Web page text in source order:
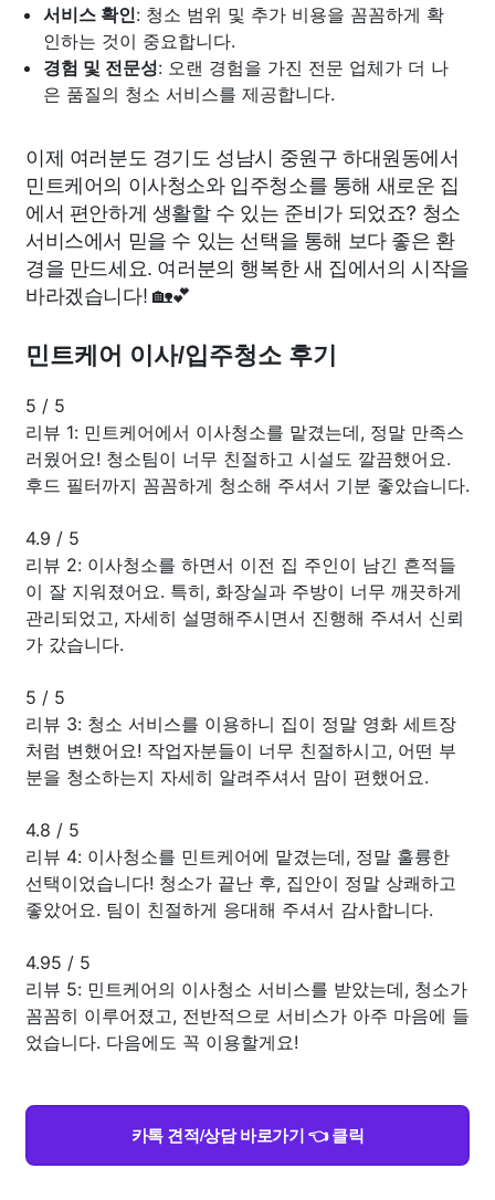
서비스 확인: 청소 범위 및 추가 비용을 꼼꼼하게 확
인하는 것이 중요합니다.
경험 및 전문성: 오랜 경험을 가진 전문 업체가 더 나
은 품질의 청소 서비스를 제공합니다.
이제 여러분도 경기도 성남시 중원구 하대원동에서
민트케어의 이사청소와 입주청소를 통해 새로운 집
에서 편안하게 생활할 수 있는 준비가 되었죠? 청소
서비스에서 믿을 수 있는 선택을 통해 보다 좋은 환
경을 만드세요. 여러분의 행복한 새 집에서의 시작을
바라겠습니다! 🏡💕
민트케어 이사/입주청소 후기
5 / 5
리뷰 1: 민트케어에서 이사청소를 맡겼는데, 정말 만족스
러웠어요! 청소팀이 너무 친절하고 시설도 깔끔했어요.
후드 필터까지 꼼꼼하게 청소해 주셔서 기분 좋았습니다.
4.9 / 5
리뷰 2: 이사청소를 하면서 이전 집 주인이 남긴 흔적들
이 잘 지워졌어요. 특히, 화장실과 주방이 너무 깨끗하게
관리되었고, 자세히 설명해주시면서 진행해 주셔서 신뢰
가 갔습니다.
5 / 5
리뷰 3: 청소 서비스를 이용하니 집이 정말 영화 세트장
처럼 변했어요! 작업자분들이 너무 친절하시고, 어떤 부
분을 청소하는지 자세히 알려주셔서 맘이 편했어요.
4.8 / 5
리뷰 4: 이사청소를 민트케어에 맡겼는데, 정말 훌륭한
선택이었습니다! 청소가 끝난 후, 집안이 정말 상쾌하고
좋았어요. 팀이 친절하게 응대해 주셔서 감사합니다.
4.95 / 5
리뷰 5: 민트케어의 이사청소 서비스를 받았는데, 청소가
꼼꼼히 이루어졌고, 전반적으로 서비스가 아주 마음에 들
었습니다. 다음에도 꼭 이용할게요!
카톡 견적/상담 바로가기 👈 클릭